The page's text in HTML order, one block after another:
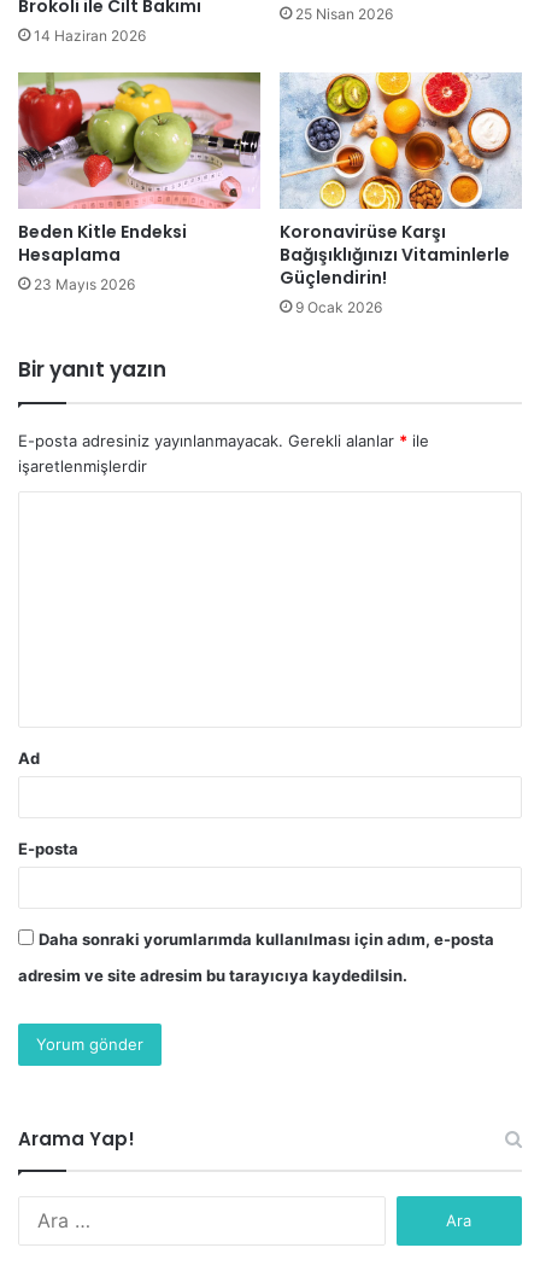
Brokoli ile Cilt Bakımı
14 Haziran 2026
25 Nisan 2026
Beden Kitle Endeksi
Hesaplama
23 Mayıs 2026
Koronavirüse Karşı
Bağışıklığınızı Vitaminlerle
Güçlendirin!
9 Ocak 2026
Bir yanıt yazın
E-posta adresiniz yayınlanmayacak. Gerekli alanlar * ile
işaretlenmişlerdir
Ad
E-posta
Daha sonraki yorumlarımda kullanılması için adım, e-posta
adresim ve site adresim bu tarayıcıya kaydedilsin.
Arama Yap!